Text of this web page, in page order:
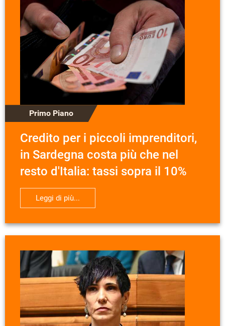
Primo Piano
Credito per i piccoli imprenditori,
in Sardegna costa più che nel
resto d'Italia: tassi sopra il 10%
Leggi di più...